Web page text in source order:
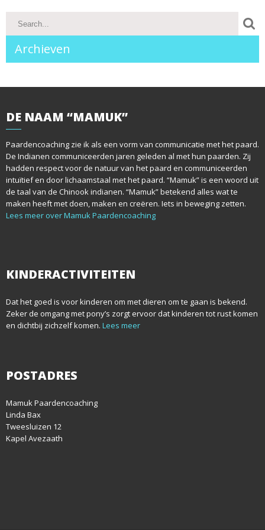
s
t
n
v
i
g
a
t
o
n
Archieven
DE NAAM “MAMUK”
Paardencoaching zie ik als een vorm van communicatie met het paard.
De Indianen communiceerden jaren geleden al met hun paarden. Zij
hadden respect voor de natuur van het paard en communiceerden
intuïtief en door lichaamstaal met het paard. “Mamuk” is een woord uit
de taal van de Chinook indianen. “Mamuk” betekend alles wat te
maken heeft met doen, maken en creëren. Iets in beweging zetten.
Lees meer over Mamuk Paardencoaching
KINDERACTIVITEITEN
Dat het goed is voor kinderen om met dieren om te gaan is bekend.
Zeker de omgang met pony’s zorgt ervoor dat kinderen tot rust komen
en dichtbij zichzelf komen. Lees meer
POSTADRES
Mamuk Paardencoaching
Linda Bax
Tweesluizen 12
Kapel Avezaath